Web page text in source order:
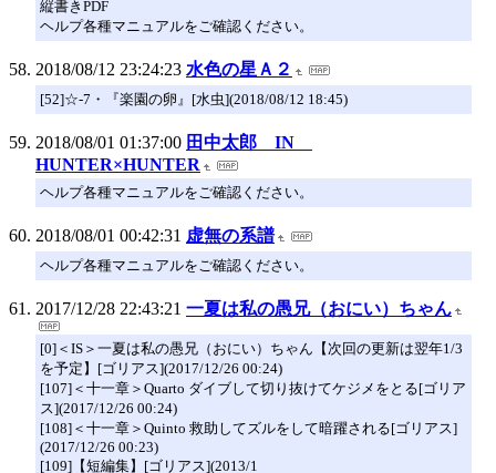
縦書きPDF
ヘルプ各種マニュアルをご確認ください。
2018/08/12 23:24:23 水色の星Ａ２
[52]☆-7・『楽園の卵』[水虫](2018/08/12 18:45)
2018/08/01 01:37:00 田中太郎 IN
HUNTER×HUNTER
ヘルプ各種マニュアルをご確認ください。
2018/08/01 00:42:31 虚無の系譜
ヘルプ各種マニュアルをご確認ください。
2017/12/28 22:43:21 一夏は私の愚兄（おにい）ちゃん
[0]＜IS＞一夏は私の愚兄（おにい）ちゃん【次回の更新は翌年1/3
を予定】[ゴリアス](2017/12/26 00:24)
[107]＜十一章＞Quarto ダイブして切り抜けてケジメをとる[ゴリア
ス](2017/12/26 00:24)
[108]＜十一章＞Quinto 救助してズルをして暗躍される[ゴリアス]
(2017/12/26 00:23)
[109]【短編集】[ゴリアス](2013/1